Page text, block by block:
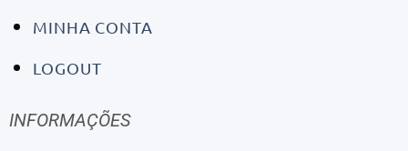
MINHA CONTA
LOGOUT
INFORMAÇÕES